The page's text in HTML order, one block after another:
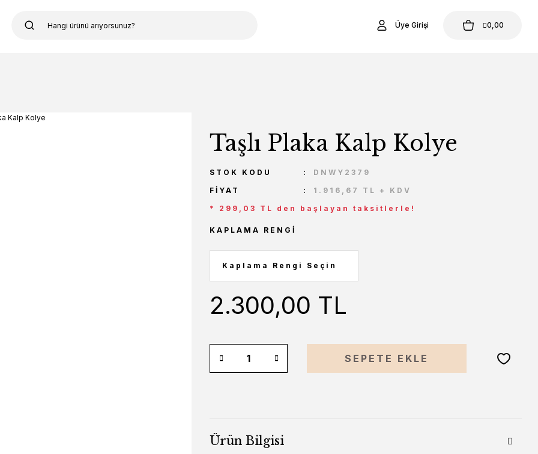
Üye Girişi 0,00
Taşlı Plaka Kalp Kolye
STOK KODU
DNWY2379
FIYAT
1.916,67 TL + KDV
* 299,03 TL den başlayan taksitlerle!
KAPLAMA RENGI
2.300,00 TL
SEPETE EKLE
Ürün Bilgisi